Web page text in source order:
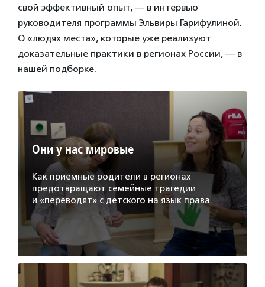
свой эффективный опыт, — в интервью
руководителя программы Эльвиры Гарифулиной.
О «людях места», которые уже реализуют
доказательные практики в регионах России, — в
нашей подборке.
Они у нас мировые
Как приемные родители в регионах
предотвращают семейные трагедии
и «переводят» с детского на язык права.